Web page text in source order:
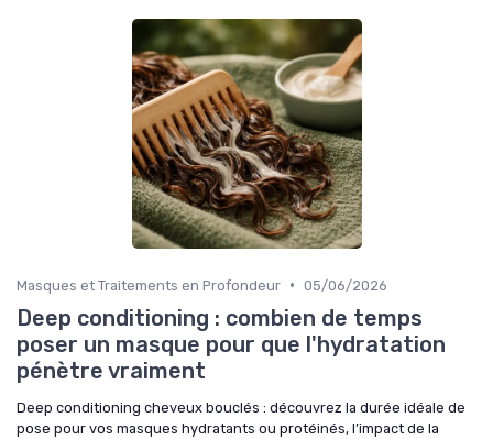
Masques et Traitements en Profondeur • 05/06/2026
Deep conditioning : combien de temps
poser un masque pour que l'hydratation
pénètre vraiment
Deep conditioning cheveux bouclés : découvrez la durée idéale de
pose pour vos masques hydratants ou protéinés, l’impact de la